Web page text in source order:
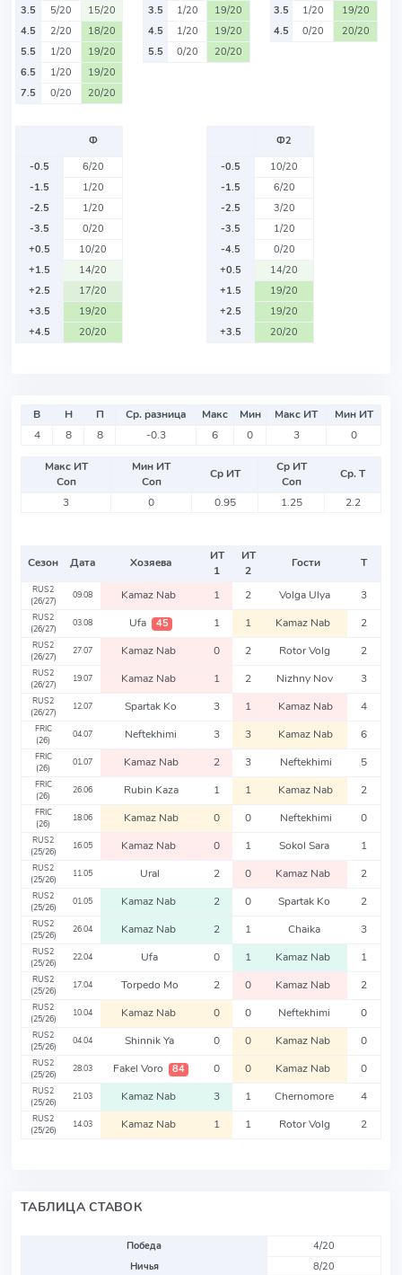
3.5
5/20
15/20
4.5
2/20
18/20
5.5
1/20
19/20
6.5
1/20
19/20
7.5
0/20 20/20
3.5
1/20
19/20
4.5
1/20
19/20
5.5
0/20 20/20
3.5
1/20
19/20
4.5
0/20 20/20
Ф
-0.5
6/20
-1.5
1/20
-2.5
1/20
-3.5
0/20
+0.5
10/20
+1.5
14/20
+2.5
17/20
+3.5
19/20
+4.5
20/20
Ф2
-0.5
10/20
-1.5
6/20
-2.5
3/20
-3.5
1/20
-4.5
0/20
+0.5
14/20
+1.5
19/20
+2.5
19/20
+3.5
20/20
В Н П Ср. разница Макс Мин Макс ИТ
Мин ИТ
4
8 8 -0.3 6 0 3 0
Макс ИТ
Соп
Мин ИТ
Соп
Ср ИТ
Ср ИТ
Соп
Ср. Т
3
0 0.95 1.25 2.2
Сезон Дата Хозяева
ИТ
1
ИТ
2
Гости Т
RUS2
(26/27)
09.08 Kamaz Nab 1 2 Volga Ulya 3
RUS2
(26/27)
03.08 Ufa 45 1 1 Kamaz Nab 2
RUS2
(26/27)
27.07 Kamaz Nab 0 2 Rotor Volg 2
RUS2
(26/27)
19.07 Kamaz Nab 1 2 Nizhny Nov 3
RUS2
(26/27)
12.07 Spartak Ko 3 1 Kamaz Nab 4
FRIC
(26)
04.07 Neftekhimi 3 3 Kamaz Nab 6
FRIC
(26)
01.07 Kamaz Nab 2 3 Neftekhimi 5
FRIC
(26)
26.06 Rubin Kaza 1 1 Kamaz Nab 2
FRIC
(26)
18.06 Kamaz Nab 0 0 Neftekhimi 0
RUS2
(25/26)
16.05 Kamaz Nab 0 1 Sokol Sara 1
RUS2
(25/26)
11.05 Ural 2 0 Kamaz Nab 2
RUS2
(25/26)
01.05 Kamaz Nab 2 0 Spartak Ko 2
RUS2
(25/26)
26.04 Kamaz Nab 2 1 Chaika 3
RUS2
(25/26)
22.04 Ufa 0 1 Kamaz Nab 1
RUS2
(25/26)
17.04 Torpedo Mo 2 0 Kamaz Nab 2
RUS2
(25/26)
10.04 Kamaz Nab 0 0 Neftekhimi 0
RUS2
(25/26)
04.04 Shinnik Ya 0 0 Kamaz Nab 0
RUS2
(25/26)
28.03 Fakel Voro 84 0 0 Kamaz Nab 0
RUS2
(25/26)
21.03 Kamaz Nab 3 1 Chernomore 4
RUS2
(25/26)
14.03 Kamaz Nab 1 1 Rotor Volg 2
ТАБЛИЦА СТАВОК
Победа
4/20
Ничья
8/20